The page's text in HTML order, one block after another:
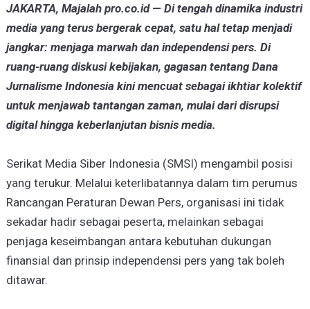
JAKARTA, Majalah pro.co.id — Di tengah dinamika industri
media yang terus bergerak cepat, satu hal tetap menjadi
jangkar: menjaga marwah dan independensi pers. Di
ruang-ruang diskusi kebijakan, gagasan tentang Dana
Jurnalisme Indonesia kini mencuat sebagai ikhtiar kolektif
untuk menjawab tantangan zaman, mulai dari disrupsi
digital hingga keberlanjutan bisnis media.
Serikat Media Siber Indonesia (SMSI) mengambil posisi
yang terukur. Melalui keterlibatannya dalam tim perumus
Rancangan Peraturan Dewan Pers, organisasi ini tidak
sekadar hadir sebagai peserta, melainkan sebagai
penjaga keseimbangan antara kebutuhan dukungan
finansial dan prinsip independensi pers yang tak boleh
ditawar.